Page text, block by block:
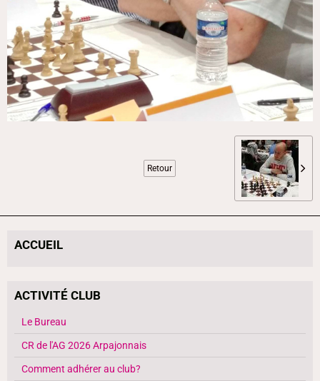
Retour
ACCUEIL
ACTIVITÉ CLUB
Le Bureau
CR de l'AG 2026 Arpajonnais
Comment adhérer au club?